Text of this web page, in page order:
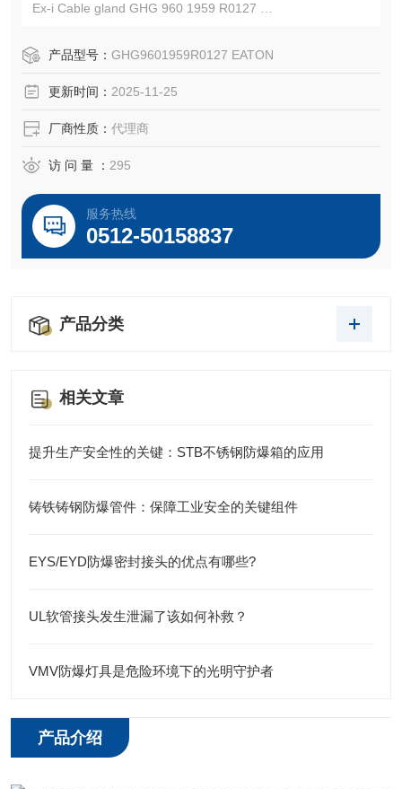
Ex-i Cable gland GHG 960 1959 R0127
EATON CROUSE-HINDS总代理-Kunshan Beiyuan Electric
产品型号： GHG9601959R0127 EATON
更新时间： 2025-11-25
厂商性质： 代理商
访 问 量 ： 295
服务热线
0512-50158837
产品分类
相关文章
提升生产安全性的关键：STB不锈钢防爆箱的应用
铸铁铸钢防爆管件：保障工业安全的关键组件
EYS/EYD防爆密封接头的优点有哪些?
UL软管接头发生泄漏了该如何补救？
VMV防爆灯具是危险环境下的光明守护者
产品介绍